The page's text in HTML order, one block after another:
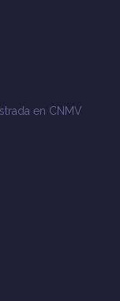
en CNMV